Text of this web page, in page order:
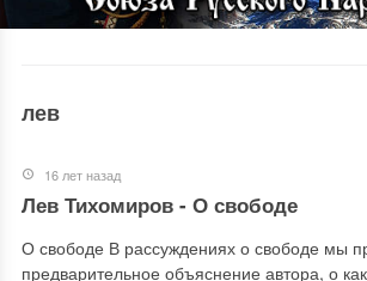
лев
16 лет назад
Лев Тихомиров - О свободе
О свободе В рассуждениях о свободе мы
предварительное объяснение автора, о